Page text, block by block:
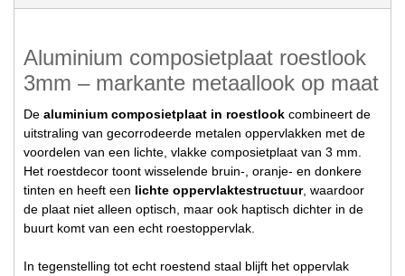
Aluminium composietplaat roestlook
3mm – markante metaallook op maat
De aluminium composietplaat in roestlook combineert de
uitstraling van gecorrodeerde metalen oppervlakken met de
voordelen van een lichte, vlakke composietplaat van 3 mm.
Het roestdecor toont wisselende bruin-, oranje- en donkere
tinten en heeft een lichte oppervlaktestructuur, waardoor
de plaat niet alleen optisch, maar ook haptisch dichter in de
buurt komt van een echt roestoppervlak.
In tegenstelling tot echt roestend staal blijft het oppervlak